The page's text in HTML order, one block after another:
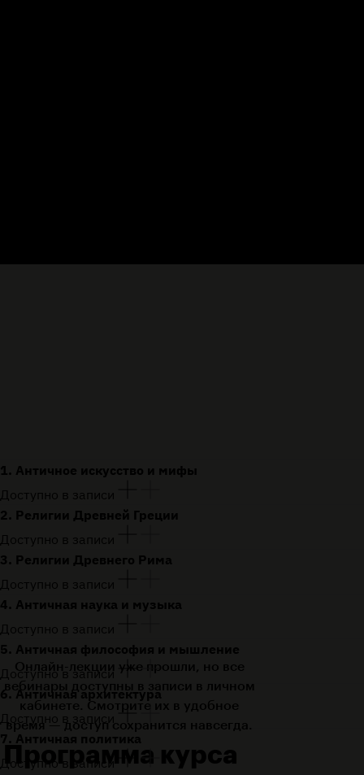
Онлайн-лекции уже прошли, но все
вебинары доступны в записи в личном
кабинете. Смотрите их в удобное
время — доступ сохранится навсегда.
Программа курса
1. Античное искусство и мифы
Доступно в записи
2. Религии Древней Греции
Доступно в записи
3. Религии Древнего Рима
Доступно в записи
4. Античная наука и музыка
Доступно в записи
5. Античная философия и мышление
Доступно в записи
6. Античная архитектура
Доступно в записи
7. Античная политика
Доступно в записи